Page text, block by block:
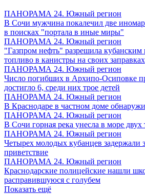
ПАНОРАМА 24. Южный регион
В Сочи мужчина покалечил две
в поисках "портала в иные миры"
ПАНОРАМА 24. Южный регион
"Газпром нефть" разрешила кубанским
топливо в канистры на своих заправках
ПАНОРАМА 24. Южный регион
Число погибших в Архипо-Осиповке
достигло 6, среди них трое детей
ПАНОРАМА 24. Южный регион
В Краснодаре в частном доме
ПАНОРАМА 24. Южный регион
В Сочи горная река унесла в море
ПАНОРАМА 24. Южный регион
Четырех молодых кубанцев задержали
приветствие
ПАНОРАМА 24. Южный регион
Краснодарские полицейские нашли
расправившуюся с голубем
Показать ещё